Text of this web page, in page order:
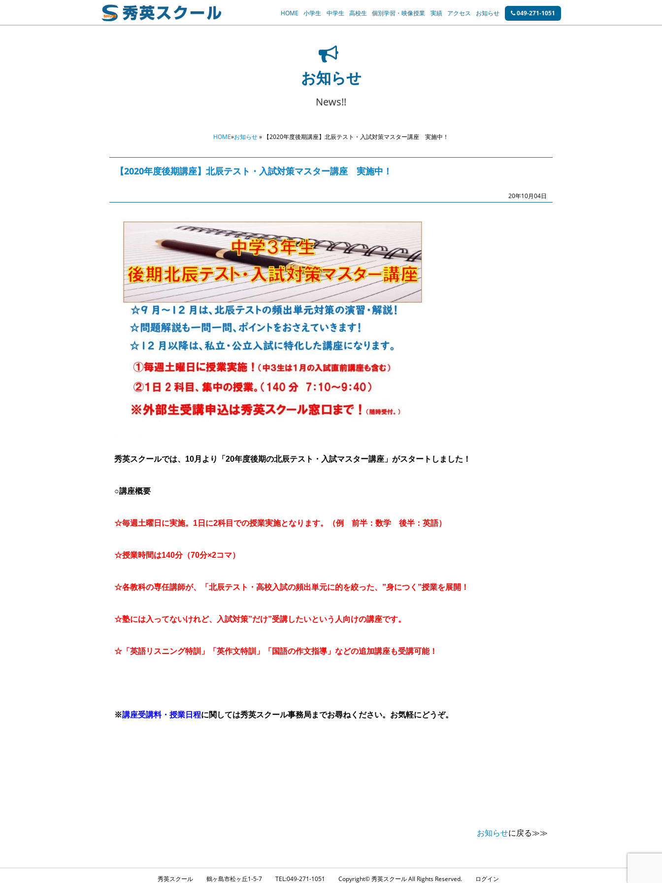
HOME 小学生 中学生 高校生 個別学習・映像授業 実績 アクセス お知らせ 049-271-1051
お知らせ
News!!
HOME»お知らせ» 【2020年度後期講座】北辰テスト・入試対策マスター講座 実施中！
【2020年度後期講座】北辰テスト・入試対策マスター講座 実施中！
20年10月04日
秀英スクールでは、10月より「20年度後期の北辰テスト・入試マスター講座」がスタートしました！
○講座概要
☆毎週土曜日に実施。1日に2科目での授業実施となります。（例 前半：数学 後半：英語）
☆授業時間は140分（70分×2コマ）
☆各教科の専任講師が、「北辰テスト・高校入試の頻出単元に的を絞った、”身につく”授業を展開！
☆塾には入ってないけれど、入試対策”だけ”受講したいという人向けの講座です。
☆「英語リスニング特訓」「英作文特訓」「国語の作文指導」などの追加講座も受講可能！
※講座受講料・授業日程に関しては秀英スクール事務局までお尋ねください。お気軽にどうぞ。
お知らせに戻る≫≫
秀英スクール 鶴ヶ島市松ヶ丘1-5-7 TEL:049-271-1051 Copyright© 秀英スクール All Rights Reserved. ログイン